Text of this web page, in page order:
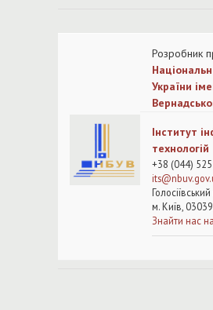
Розробник
України
Інститут
технологій
+38 (044)
its@nb
м. Київ,
Знайти нас